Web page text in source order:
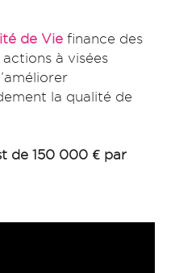
de Vie finance des
à visées
la qualité de
de 150 000 € par